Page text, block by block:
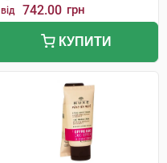
від 742.00 грн
КУПИТИ